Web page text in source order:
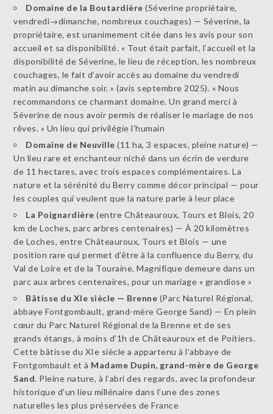
Domaine de la Boutardière (Séverine propriétaire,
vendredi→dimanche, nombreux couchages) — Séverine, la
propriétaire, est unanimement citée dans les avis pour son
accueil et sa disponibilité. « Tout était parfait, l’accueil et la
disponibilité de Séverine, le lieu de réception, les nombreux
couchages, le fait d’avoir accès au domaine du vendredi
matin au dimanche soir. » (avis septembre 2025). « Nous
recommandons ce charmant domaine. Un grand merci à
Séverine de nous avoir permis de réaliser le mariage de nos
rêves. » Un lieu qui privilégie l’humain
Domaine de Neuville (11 ha, 3 espaces, pleine nature) —
Un lieu rare et enchanteur niché dans un écrin de verdure
de 11 hectares, avec trois espaces complémentaires. La
nature et la sérénité du Berry comme décor principal — pour
les couples qui veulent que la nature parle à leur place
La Poignardière (entre Châteauroux, Tours et Blois, 20
km de Loches, parc arbres centenaires) — À 20 kilomètres
de Loches, entre Châteauroux, Tours et Blois — une
position rare qui permet d’être à la confluence du Berry, du
Val de Loire et de la Touraine. Magnifique demeure dans un
parc aux arbres centenaires, pour un mariage « grandiose »
Bâtisse du XIe siècle — Brenne (Parc Naturel Régional,
abbaye Fontgombault, grand-mère George Sand) — En plein
cœur du Parc Naturel Régional de la Brenne et de ses
grands étangs, à moins d’1h de Châteauroux et de Poitiers.
Cette bâtisse du XIe siècle a appartenu à l’abbaye de
Fontgombault et à Madame Dupin, grand-mère de George
Sand. Pleine nature, à l’abri des regards, avec la profondeur
historique d’un lieu millénaire dans l’une des zones
naturelles les plus préservées de France